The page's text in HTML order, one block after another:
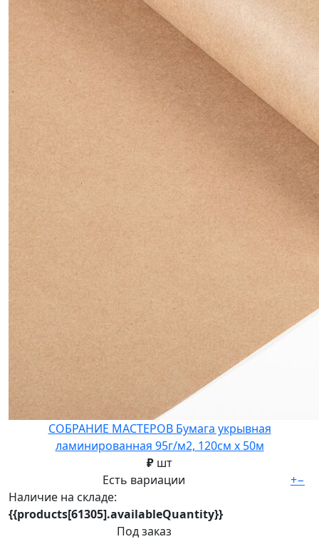
СОБРАНИЕ МАСТЕРОВ Бумага укрывная
ламинированная 95г/м2, 120см х 50м
₽ шт
Есть вариации
Наличие на складе:
{{products[61305].availableQuantity}}
Под заказ
+−